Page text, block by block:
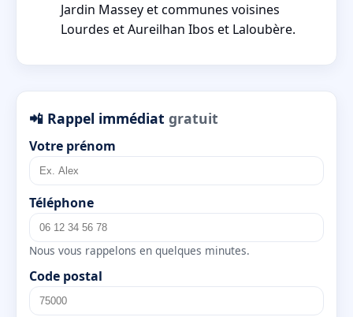
Jardin Massey et communes voisines
Lourdes et Aureilhan Ibos et Laloubère.
📲 Rappel immédiat gratuit
Votre prénom
Téléphone
Nous vous rappelons en quelques minutes.
Code postal